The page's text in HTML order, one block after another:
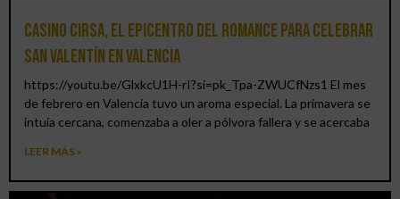
Casino CIRSA, el epicentro del romance para celebrar
San Valentín en Valencia
https://youtu.be/GlxkcU1H-rI?si=pk_Tpa-ZWUCfNzs1 El mes
de febrero en Valencia tuvo un aroma especial. La primavera se
intuía cercana, comenzaba a oler a pólvora fallera y se acercaba
LEER MÁS »